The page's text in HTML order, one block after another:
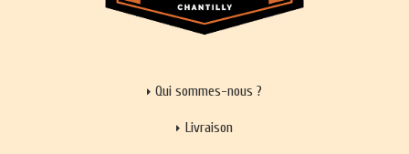
Qui sommes-nous ?
Livraison